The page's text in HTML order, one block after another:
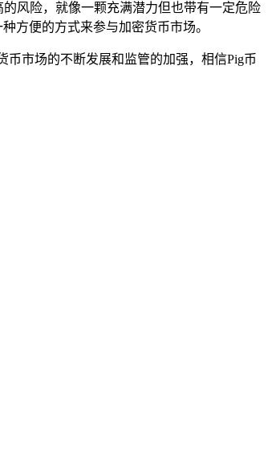
风险，就像一颗充满潜力但也带有一定危险
方便的方式来参与加密货币市场。
市场的不断发展和监管的加强，相信Pig币